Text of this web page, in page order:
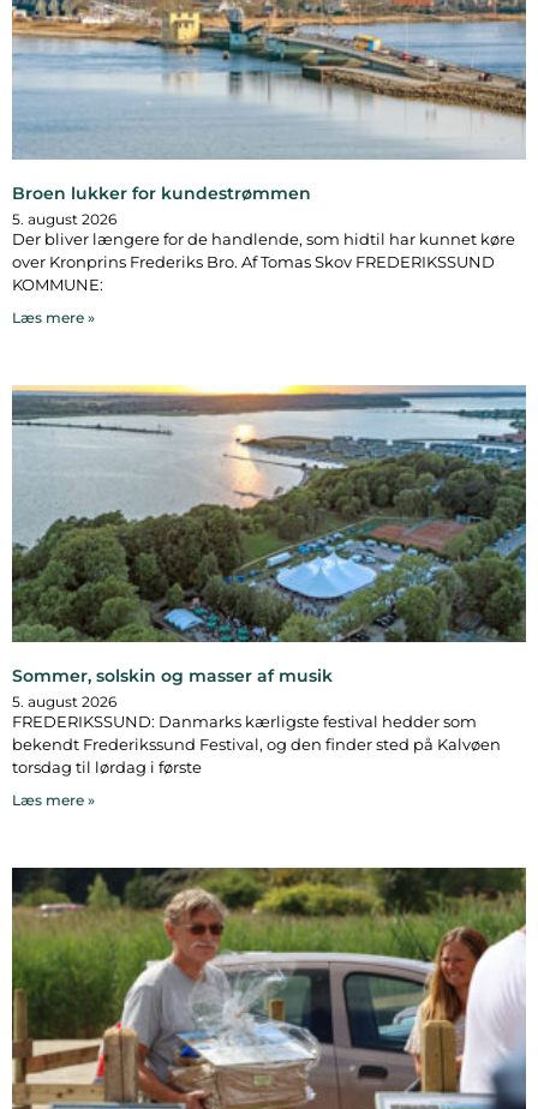
Broen lukker for kundestrømmen
5. august 2026
Der bliver længere for de handlende, som hidtil har kunnet køre
over Kronprins Frederiks Bro. Af Tomas Skov FREDERIKSSUND
KOMMUNE:
Læs mere »
Sommer, solskin og masser af musik
5. august 2026
FREDERIKSSUND: Danmarks kærligste festival hedder som
bekendt Frederikssund Festival, og den finder sted på Kalvøen
torsdag til lørdag i første
Læs mere »